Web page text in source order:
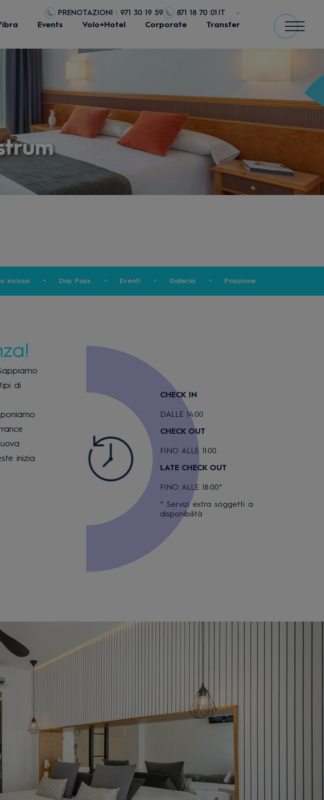
PRENOTAZIONI : 971 30 19 59 871 18 70 01 IT
Events Volo+Hotel Corporate Transfer
incluso Day Pass Eventi Galleria Posizione
di
inizia
CHECK IN
DALLE 14:00
CHECK OUT
FINO ALLE 11:00
LATE CHECK OUT
FINO ALLE 18:00*
* Servizi extra soggetti a
disponibilità